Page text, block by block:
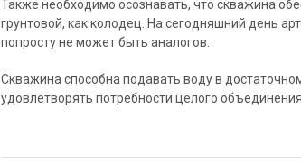
Также необходимо осознавать, что скважина
грунтовой, как колодец. На сегодняшний день
попросту не может быть аналогов.
Скважина способна подавать воду в
удовлетворять потребности целого